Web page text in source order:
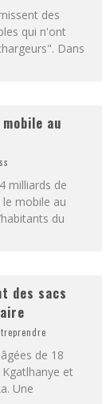
des
qui n'ont
Dans
au
milliards de
mobile au
du
des sacs
de 18
et
Une